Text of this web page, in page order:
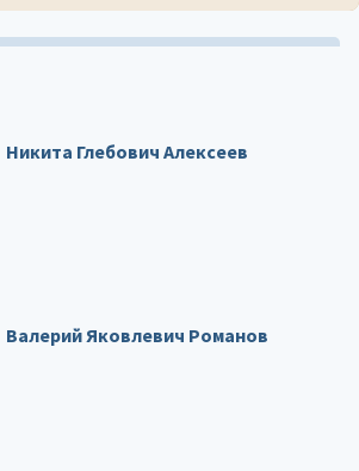
Никита Глебович Алексеев
Валерий Яковлевич Романов